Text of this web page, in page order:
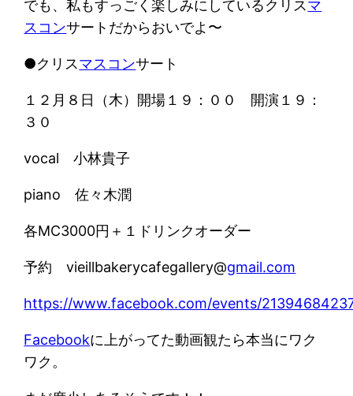
でも、私もすっごく楽しみにしているクリスマ
スコンサートだからおいでよ〜
●クリスマスコンサート
１２月８日（木）開場１９：００ 開演１９：
３０
vocal 小林貴子
piano 佐々木潤
各MC3000円＋１ドリンクオーダー
予約 vieillbakerycafegallery@gmail.com
https://www.facebook.com/events/
Facebookに上がってた動画観たら本当にワク
ワク。